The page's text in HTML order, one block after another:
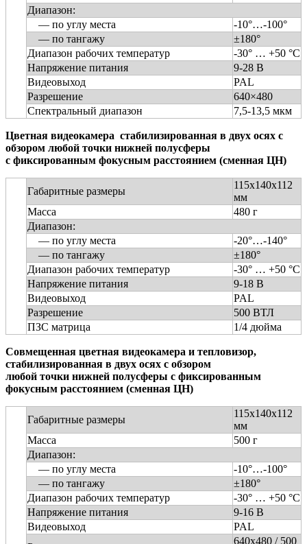
Диапазон:
— по углу места
-10°…-100°
— по тангажу
±180°
Диапазон рабочих температур
-30° … +50 °C
Напряжение питания
9-28 В
Видеовыход
PAL
Разрешение
640×480
Спектральный диапазон
7,5-13,5 мкм
Цветная видеокамера стабилизированная в двух осях с
обзором любой точки нижней полусферы
с фиксированным фокусным расстоянием (сменная ЦН)
Габаритные размеры
115х140х112
мм
Масса
480 г
Диапазон:
— по углу места
-20°…-140°
— по тангажу
±180°
Диапазон рабочих температур
-30° … +50 °C
Напряжение питания
9-18 В
Видеовыход
PAL
Разрешение
500 ВТЛ
ПЗС матрица
1/4 дюйма
Совмещенная цветная видеокамера и тепловизор,
стабилизированная в двух осях с обзором
любой точки нижней полусферы с фиксированным
фокусным расстоянием (сменная ЦН)
Габаритные размеры
115х140х112
мм
Масса
500 г
Диапазон:
— по углу места
-10°…-100°
— по тангажу
±180°
Диапазон рабочих температур
-30° … +50 °C
Напряжение питания
9-16 В
Видеовыход
PAL
640х480 / 500